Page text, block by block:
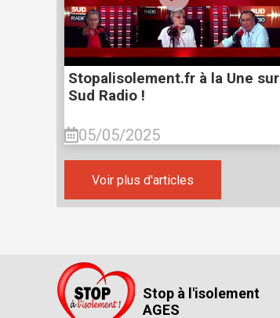
Stopalisolement.fr à la Une sur
Sud Radio !
05/05/2025
Voir plus d'articles
Stop à l'isolement
AGES